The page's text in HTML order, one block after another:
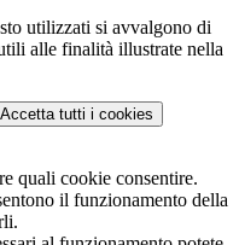
utilizzati si avvalgono di
alle finalità illustrate nella
Accetta tutti i cookies
quali cookie consentire.
il funzionamento della